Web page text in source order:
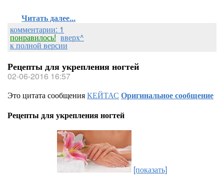
Читать далее...
комментарии: 1
понравилось! вверх^
к полной версии
Рецепты для укрепления ногтей
02-06-2016 16:57
Это цитата сообщенияКЕЙТАС Оригинальное сообщение
Рецепты для укрепления ногтей
[показать]